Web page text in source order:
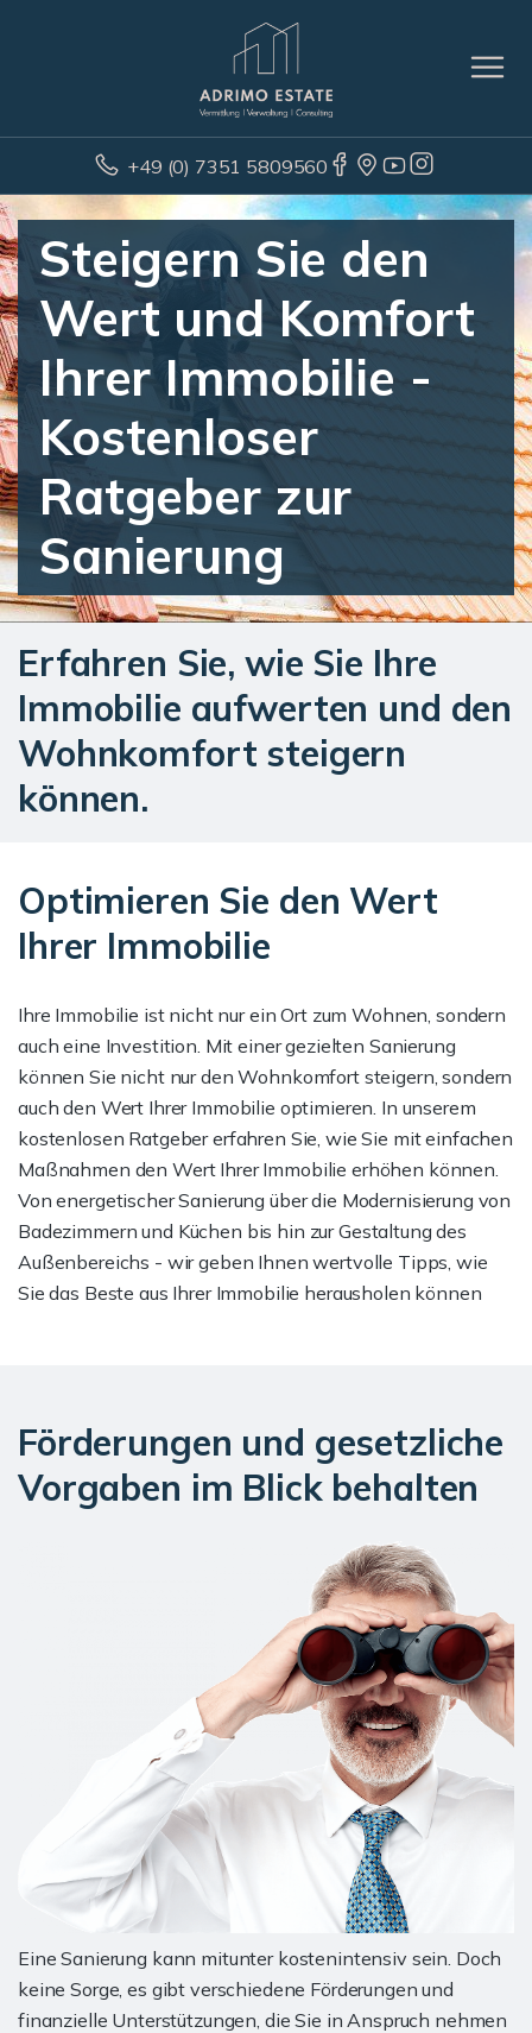
+49 (0) 7351 5809560
Steigern Sie den
Wert und Komfort
Ihrer Immobilie -
Kostenloser
Ratgeber zur
Sanierung
Erfahren Sie, wie Sie Ihre
Immobilie aufwerten und den
Wohnkomfort steigern
können.
Optimieren Sie den Wert
Ihrer Immobilie
Ihre Immobilie ist nicht nur ein Ort zum Wohnen, sondern
auch eine Investition. Mit einer gezielten Sanierung
können Sie nicht nur den Wohnkomfort steigern, sondern
auch den Wert Ihrer Immobilie optimieren. In unserem
kostenlosen Ratgeber erfahren Sie, wie Sie mit einfachen
Maßnahmen den Wert Ihrer Immobilie erhöhen können.
Von energetischer Sanierung über die Modernisierung von
Badezimmern und Küchen bis hin zur Gestaltung des
Außenbereichs - wir geben Ihnen wertvolle Tipps, wie
Sie das Beste aus Ihrer Immobilie herausholen können
Förderungen und gesetzliche
Vorgaben im Blick behalten
Eine Sanierung kann mitunter kostenintensiv sein. Doch
keine Sorge, es gibt verschiedene Förderungen und
finanzielle Unterstützungen, die Sie in Anspruch nehmen